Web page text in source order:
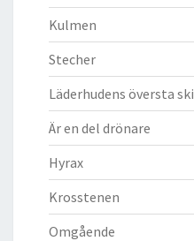
Kulmen
Stecher
Läderhudens översta
Är en del drönare
Hyrax
Krosstenen
Omgående